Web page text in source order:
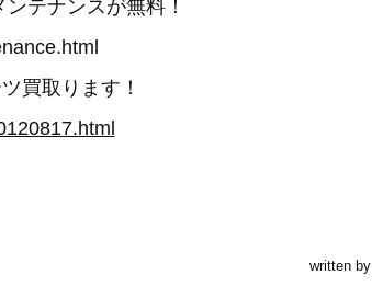
テナンスが無料！
買取ります！
written by